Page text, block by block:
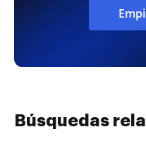
Búsquedas